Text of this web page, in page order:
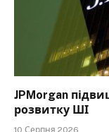
JPMorgan
розвитку ШІ